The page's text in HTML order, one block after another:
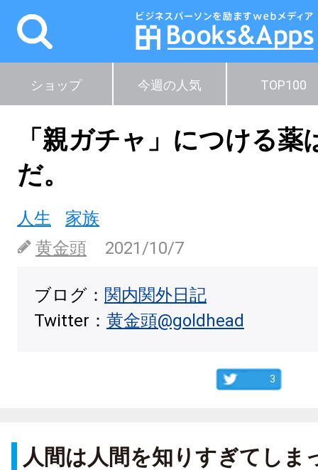
ショップ 今週の人気 TOP100
「親ガチャ」につける薬
だ。
人生
家族
黄金頭
2021/10/7
ブログ： 関内関外日記
Twitter： 黄金頭@goldhead
3
人間は人間を知りすぎてしま